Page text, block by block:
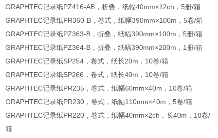
GRAPHTEC记录纸PZ416-AB，折叠，纸幅40mm×12ch，5册/箱
GRAPHTEC记录纸PR360-B，卷式，纸幅390mm×100m，5卷/箱
GRAPHTEC记录纸PZ363-B，折叠，纸幅390mm×100m，5册/箱
GRAPHTEC记录纸PZ364-B，折叠，纸幅390mm×200m，1册/箱
GRAPHTEC记录纸SP254，卷式，纸长20m，10卷/箱
GRAPHTEC记录纸SP266，卷式，纸长40m，10卷/箱
GRAPHTEC记录纸PR235，卷式，纸幅60mm×40m，10卷/箱
GRAPHTEC记录纸PR230，卷式，纸幅110mm×40m，5卷/箱
GRAPHTEC记录纸PR220，卷式，纸幅40mm×2ch，长40m，10卷/
箱